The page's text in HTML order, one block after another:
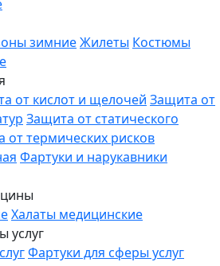
зимниеЖилеты Костюмы
от кислот и щелочей Защита от
Защита от статического
от термических рисков
Фартуки и нарукавники
Халаты медицинские
услуг
Фартуки для сферы услуг